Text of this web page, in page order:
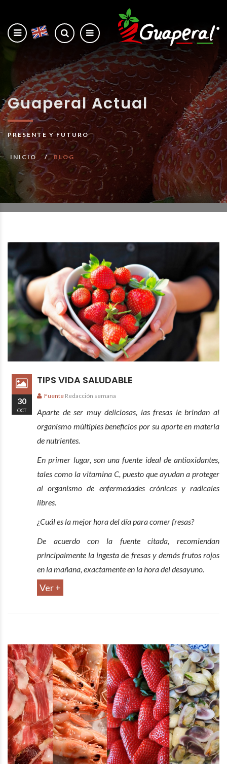
Guaperal Actual
PRESENTE Y FUTURO
INICIO BLOG
TIPS VIDA SALUDABLE
Fuente Redacción semana
Aparte de ser muy deliciosas, las fresas le brindan al
organismo múltiples beneficios por su aporte en materia
de nutrientes.
En primer lugar, son una fuente ideal de antioxidantes,
tales como la vitamina C, puesto que ayudan a proteger
al organismo de enfermedades crónicas y radicales
libres.
¿Cuál es la mejor hora del día para comer fresas?
De acuerdo con la fuente citada, recomiendan
principalmente la ingesta de fresas y demás frutos rojos
en la mañana, exactamente en la hora del desayuno.
Ver +
30
OCT